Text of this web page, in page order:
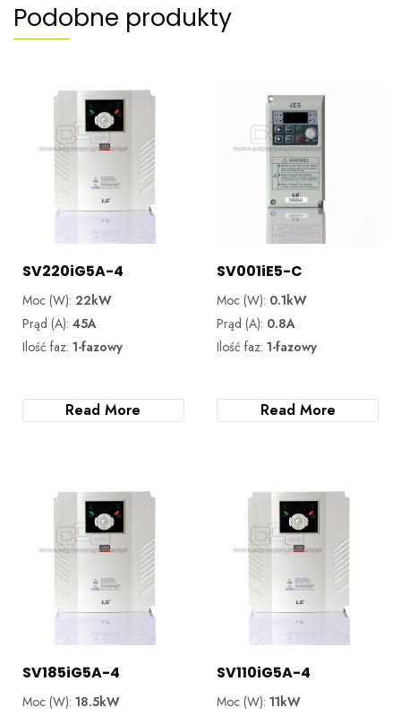
Podobne produkty
SV220iG5A-4
Moc (W): 22kW
Prąd (A): 45A
Ilość faz: 1-fazowy
Read More
SV001iE5-C
Moc (W): 0.1kW
Prąd (A): 0.8A
Ilość faz:1-fazowy
Read More
SV185iG5A-4
Moc (W): 18.5kW
SV110iG5A-4
Moc (W):11kW